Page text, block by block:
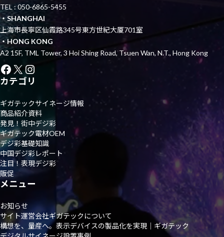
TEL : 050-6865-5455
・SHANGHAI
上海市長寧区仙霞路345号東方世紀大厦701室
・HONG KONG
A2 15F, TML Tower, 3 Hoi Shing Road, Tsuen Wan, N.T., Hong Kong
Facebook
X Instagram
カテゴリ
ギガテックサイネージ情報
商品紹介資料
発見！街中デジ彩
ギガテック電材OEM
デジ彩基礎知識
中国デジ彩レポート
注目！表現デジ彩
販促
メニュー
お知らせ
サイト運営会社ギガテックについて
構想を、量産へ。表示デバイスの製品化を実現｜ギガテック